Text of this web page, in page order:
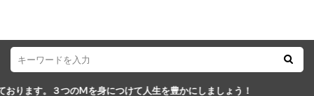
つけて人生を豊かにしましょう！